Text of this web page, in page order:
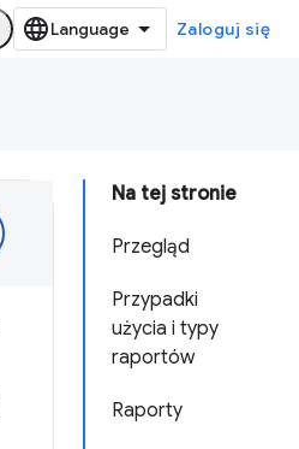
Zaloguj się
Na tej stronie
Przegląd
Przypadki
użycia i typy
raportów
Raporty